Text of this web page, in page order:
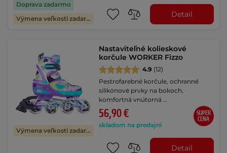
Doprava zadarmo
Výmena veľkosti zadarmo
Detail
Výmena veľkosti zadarmo
Nastaviteľné kolieskové
korčule WORKER Fizzo
4.9 (12)
Pestrofarebné korčule, ochranné
silikónové prvky na bokoch,
komfortná vnútorná …
56,90 €
skladom na predajni
SUPER
CENA
Detail